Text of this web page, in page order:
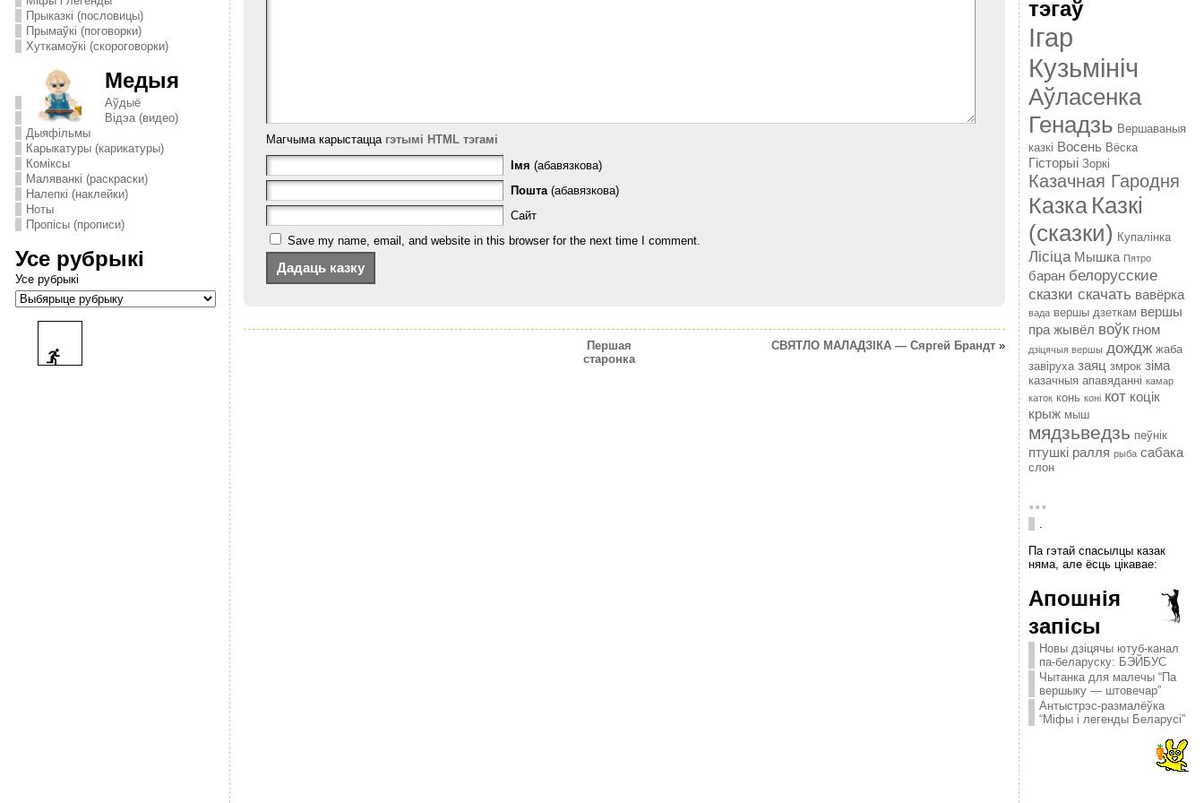
Прыказкі (пословицы)
Прымаўкі (поговорки)
Хуткамоўкі (скороговорки)
Медыя
Аўдыё
Відэа (видео)
Дыяфільмы
Карыкатуры (карикатуры)
Комiксы
Маляванкі (раскраски)
Налепкі (наклейки)
Ноты
Пропісы (прописи)
Усе рубрыкі
Усе рубрыкі
Магчыма карыстацца гэтымі HTML тэгамі
Імя (абавязкова)
Пошта(абавязкова)
Сайт
Save my name, email, and website in this browser for the next time I comment.
Першая
старонка
CВЯТЛО МАЛАДЗІКА — Сяргей Брандт»
тэгаў
Ігар
Кузьмініч
Аўласенка
Генадзь Вершаваныя
казкі Восень Вёска
Гісторыі Зоркі
Казачная Гародня
Казка Казкі
(сказки) Купалінка
Лісіца Мышка Пятро
баран белорусские
сказки скачать вавёрка
вада вершы дзеткам вершы
пра жывёл воўк гном
дзіцячыя вершы дождж жаба
завіруха заяц змрок зіма
казачныя апавяданні камар
каток конь коні кот коцік
крыж мыш
мядзьведзь пеўнік
птушкі ралля рыба сабака
слон
...
Па гэтай спасылцы казак
няма, але ёсць цікавае:
Апошнія
запісы
Новы дзіцячы ютуб-канал
па-беларуску: БЭЙБУС
Чытанка для малечы “Па
вершыку — штовечар”
Антыстрэс-размалёўка
“Міфы і легенды Беларусі”